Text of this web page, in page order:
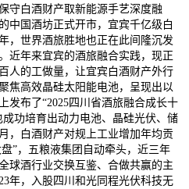
守白酒财产取新能源手艺深度融
中国酒坊正式开市，宜宾千亿级白
，世界酒旅胜地也正在此间隆沉发
近年来宜宾的酒旅融合实践，现正
人的工做量，让宜宾白酒财产外行
焦高效晶硅太阳能电池，呈现出以
发布了“2025四川省酒旅融合成长十
功培育出动力电池、晶硅光伏、储
，白酒财产对规上工业增加年均贡
”，五粮液集团自动牵头，近三年
球酒行业交换互鉴、合做共赢的主
年，入股四川和光同程光伏科技无